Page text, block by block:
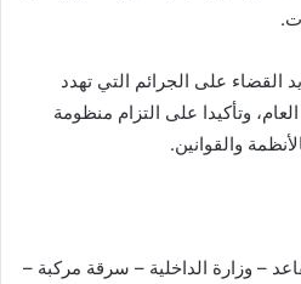
القضاء على الجرائم التي تهدد
وتأكيدا على التزام منظومة
والقوانين.
– وزارة الداخلية – سرقة مركبة –